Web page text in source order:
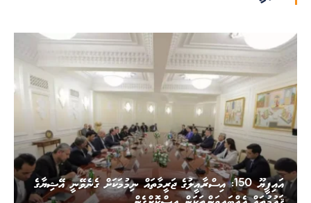
އައިޕީޔޫ 150: އިސްރާއީލުގެ ޖަރީމާތައް ނިމުމަކަށް ގެނެވޭނީ އޭޝިޔާގެ